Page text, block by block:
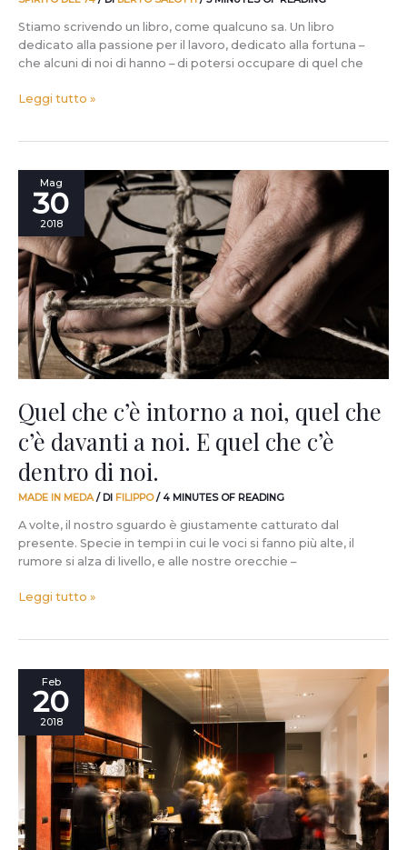
Stiamo scrivendo un libro, come qualcuno sa. Un libro
dedicato alla passione per il lavoro, dedicato alla fortuna –
che alcuni di noi di hanno – di potersi occupare di quel che
Leggi tutto »
Mag
30
2018
Quel che c’è intorno a noi, quel che
c’è davanti a noi. E quel che c’è
dentro di noi.
MADE IN MEDA/ DI FILIPPO/4 MINUTES OF READING
A volte, il nostro sguardo è giustamente catturato dal
presente. Specie in tempi in cui le voci si fanno più alte, il
rumore si alza di livello, e alle nostre orecchie –
Quel
che
c’è
a
noi,
quel
che
c’è
davanti
a
noi.
quel
che
c’è
dentro
noi.
Leggi tutto »
Feb
20
2018
Basta
minuto
mezzo
spiegare
negozio
senza